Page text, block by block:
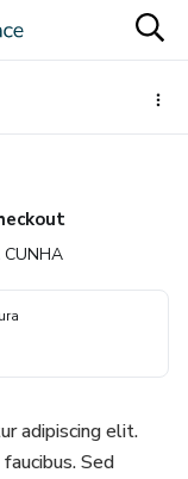
CUNHA
adipiscing elit.
Sed